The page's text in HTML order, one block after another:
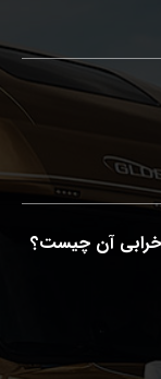
خرابی آن چیست؟